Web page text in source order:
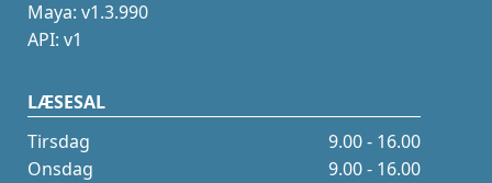
Maya: v1.3.990
API: v1
LÆSESAL
Tirsdag
9.00 - 16.00
Onsdag
9.00 - 16.00